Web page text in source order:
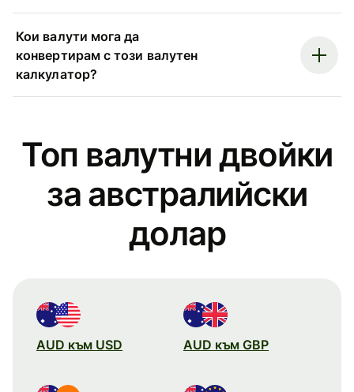
Кои валути мога да
конвертирам с този валутен
калкулатор?
Топ валутни двойки
за австралийски
долар
AUD към USD AUD към GBP